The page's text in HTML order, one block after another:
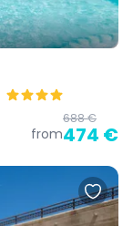
from
688 €
474 €